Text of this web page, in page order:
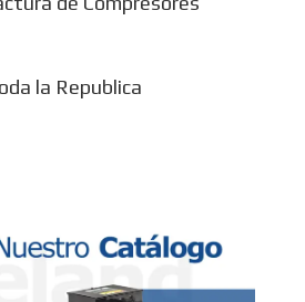
la Republica